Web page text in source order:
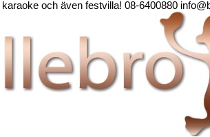
och även festvilla! 08-6400880